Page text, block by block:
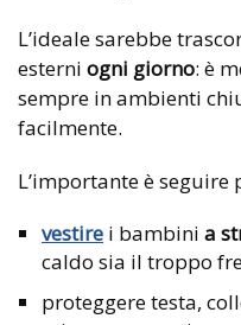
L’ideale sarebbe
esterni ogni giorno: è
sempre in ambienti
facilmente.
L’importante è seguire
vestire i bambini a
caldo sia il troppo
proteggere testa,